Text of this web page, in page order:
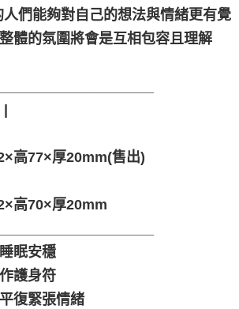
們能夠對自己的想法與情緒更有覺
體的氛圍將會是互相包容且理解
|
高77×厚20mm(售出)
高70×厚20mm
眠安穩
護身符
復緊張情緒